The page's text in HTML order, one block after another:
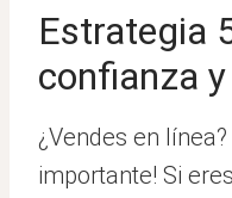
Estrategia
confianza
¿Vendes en
importante! Si